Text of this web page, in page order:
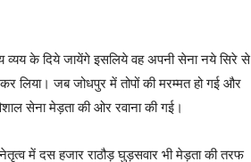
व्यय के दिये जायेंगे इसलिये वह अपनी सेना नये सिरे से
लिया। जब जोधपुर में तोपों की मरम्मत हो गई और
सेना मेड़ता की ओर रवाना की गई।
में दस हजार राठौड़ घुड़सवार भी मेड़ता की तरफ